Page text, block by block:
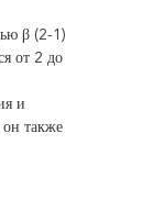
β (2-1)
от 2 до
и
также